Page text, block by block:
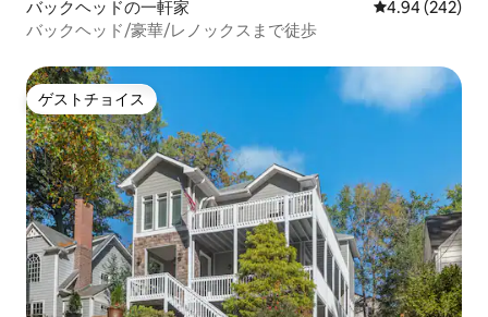
バックヘッドの一軒家 レビュー242
4.94 (242)
バックヘッド/豪華/レノックスまで徒歩
ゲストチョイス
ゲストチョイス